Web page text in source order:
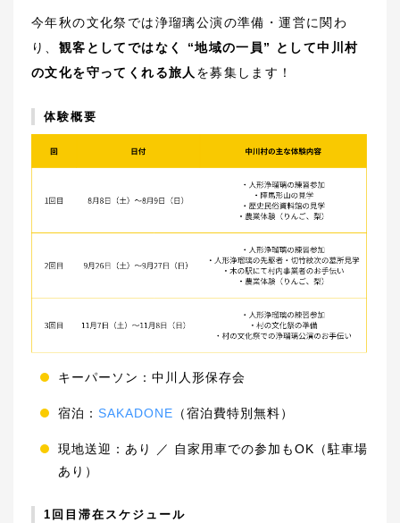
今年秋の文化祭では浄瑠璃公演の準備・運営に関わ
り、 観客としてではなく “地域の一員” として中川村
の文化を守ってくれる旅人 を募集します！
体験概要
キーパーソン：中川人形保存会
宿泊： SAKADONE （宿泊費特別無料）
現地送迎：あり ／ 自家用車での参加もOK（駐車場
あり）
1回目滞在スケジュール